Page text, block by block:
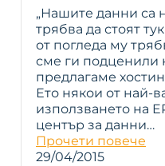
„Нашите данни са
трябва да стоят
от погледа му
сме ги подценили
предлагаме
Ето някои от най-
използването на
център за данни…
Прочети повече
29/04/2015